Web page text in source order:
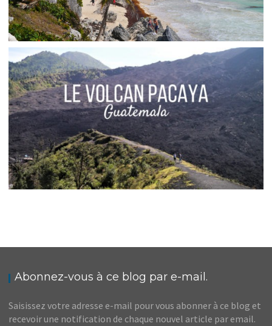
MEXIQUE // ITINÉRAIRE D’UNE SEMAINE DANS
LE YUCATÁN EN SOLO
Audrey Amérique latine,Amériques ,Blog
Abonnez-vous à ce blog par e-mail.
Saisissez votre adresse e-mail pour vous abonner à ce blog et
recevoir une notification de chaque nouvel article par email.